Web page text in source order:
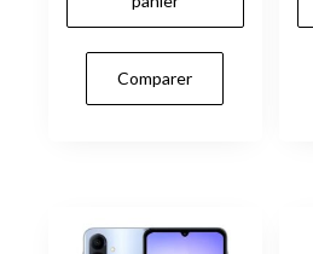
Comparer